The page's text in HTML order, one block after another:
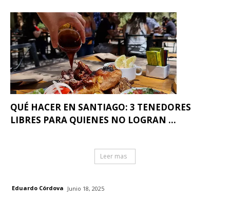
QUÉ HACER EN SANTIAGO: 3 TENEDORES
LIBRES PARA QUIENES NO LOGRAN ...
Leer mas
Eduardo Córdova Junio 18, 2025